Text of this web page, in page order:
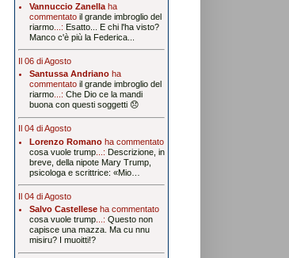
Vannuccio Zanellaha
commentato il grande imbroglio del
riarmo...: Esatto... E chi l'ha visto?
Manco c'è più la Federica...
Il 06 di Agosto
Santussa Andrianoha
commentato il grande imbroglio del
riarmo...: Che Dio ce la mandi
buona con questi soggetti 😞
Il 04 di Agosto
Lorenzo Romanoha commentato
cosa vuole trump...: Descrizione, in
breve, della nipote Mary Trump,
psicologa e scrittrice: «Mio…
Il 04 di Agosto
Salvo Castelleseha commentato
cosa vuole trump...: Questo non
capisce una mazza. Ma cu nnu
misiru? I muoitti!?